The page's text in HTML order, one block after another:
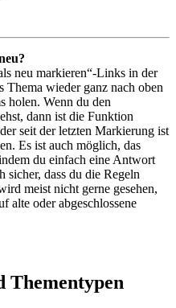
neu markieren“-Links in der
Thema wieder ganz nach oben
holen. Wenn du den
dann ist die Funktion
seit der letzten Markierung ist
Es ist auch möglich, das
du einfach eine Antwort
sicher, dass du die Regeln
meist nicht gerne gesehen,
alte oder abgeschlossene
Thementypen